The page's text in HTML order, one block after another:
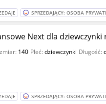
SPRZEDAJĄCY: OSOBA
Next dla dziewczynki
140 Płeć:dziewczynki Długość:
SPRZEDAJĄCY: OSOBA